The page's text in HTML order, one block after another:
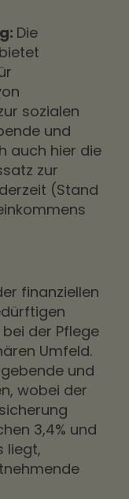
Die
sozialen
und
auch hier die
zur
(Stand
finanziellen
der Pflege
Umfeld.
und
wobei der
3,4% und
liegt,